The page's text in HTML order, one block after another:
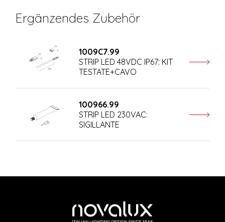
Ergänzendes Zubehör
1009C7.99
STRIP LED 48VDC IP67: KIT
TESTATE+CAVO
100966.99
STRIP LED 230VAC:
SIGILLANTE